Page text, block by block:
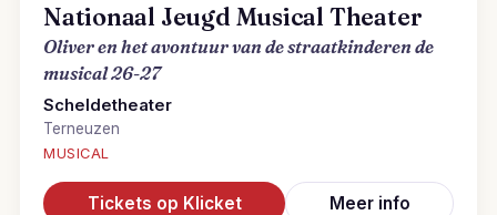
Nationaal Jeugd Musical Theater
Oliver en het avontuur van de straatkinderen de
musical 26-27
Scheldetheater
Terneuzen
MUSICAL
Tickets op Klicket Meer info